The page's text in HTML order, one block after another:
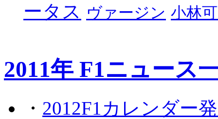
ータス ヴァージン 小林
2011年 F1ニュース
・ 2012F1カレンダー